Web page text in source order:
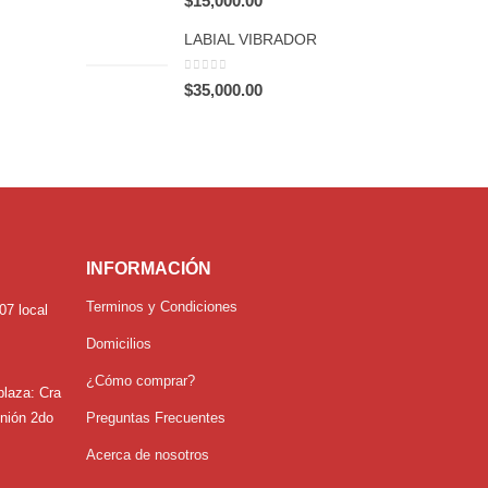
LABIAL VIBRADOR
0out of 5
$35,000.00
local
Cra
2do
INFORMACIÓN
Terminos y Condiciones
Domicilios
¿Cómo comprar?
Preguntas Frecuentes
Acerca de nosotros